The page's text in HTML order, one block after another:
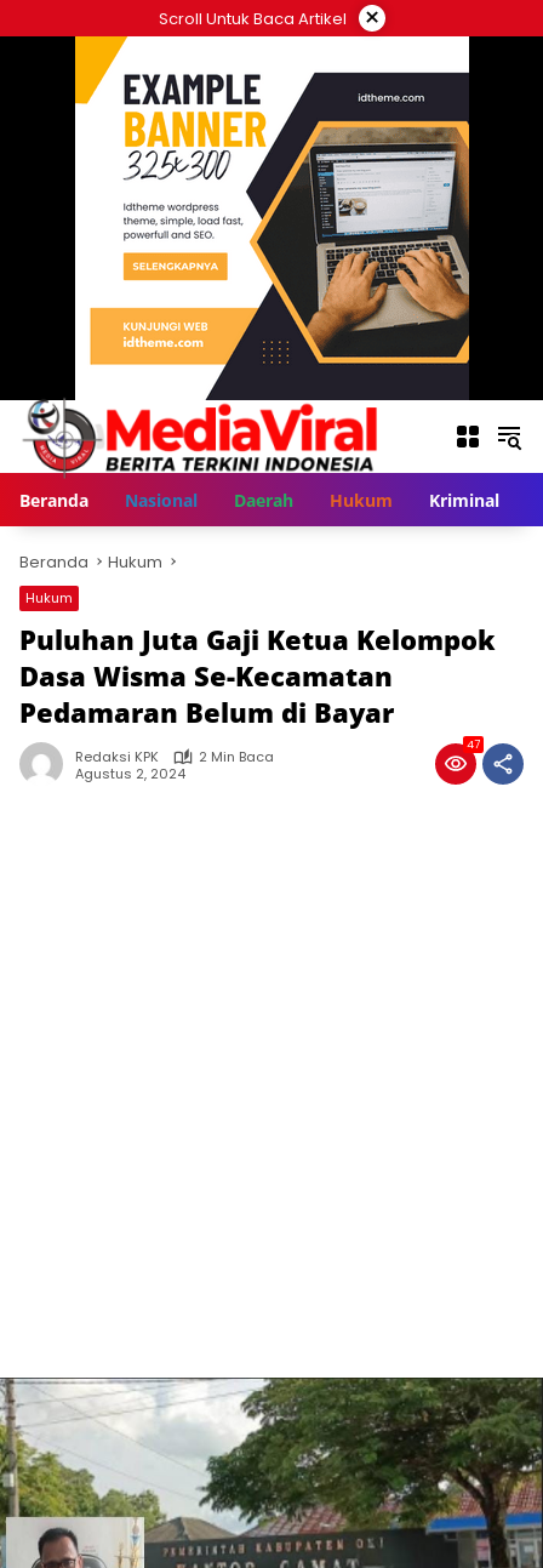
ke
Scroll Untuk Baca Artikel ×
Beranda Nasional Daerah Hukum Kriminal
Beranda Hukum
Hukum
Puluhan Juta Gaji Ketua Kelompok
Dasa Wisma Se-Kecamatan
Pedamaran Belum di Bayar
Redaksi KPK
2 Min Baca
Agustus 2, 2024
47